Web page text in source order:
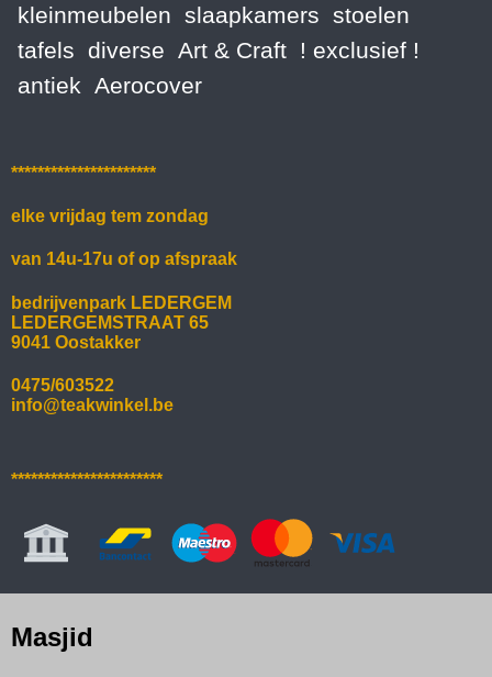
kleinmeubelen slaapkamers stoelen
tafels
diverse Art & Craft
! exclusief !
antiek
Aerocover
**********************
elke vrijdag tem zondag
van 14u-17u of op afspraak
bedrijvenpark LEDERGEM
LEDERGEMSTRAAT 65
9041 Oostakker
0475/603522
info@teakwinkel.be
***********************
Masjid